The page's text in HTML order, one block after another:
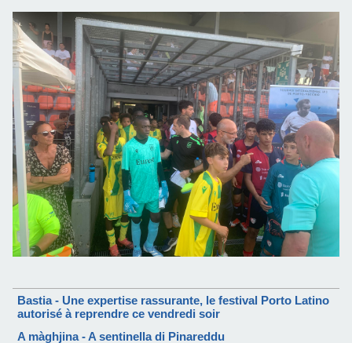
Bastia - Une expertise rassurante, le festival Porto Latino
autorisé à reprendre ce vendredi soir
A màghjina - A sentinella di Pinareddu